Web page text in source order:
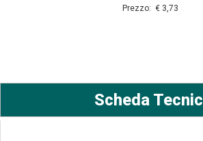
Prezzo: € 3,73
Scheda